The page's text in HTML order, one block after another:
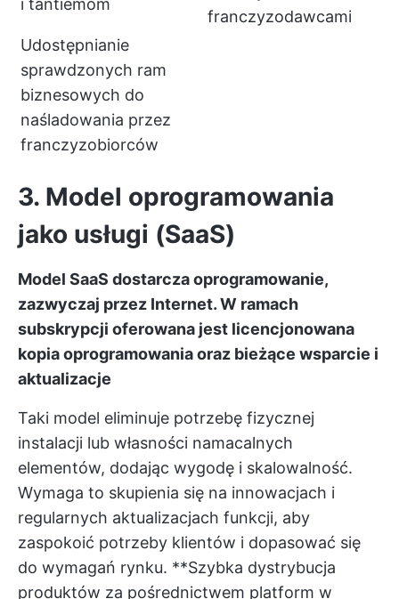
i tantiemom
franczyzodawcami
Udostępnianie
sprawdzonych ram
biznesowych do
naśladowania przez
franczyzobiorców
3. Model oprogramowania
jako usługi (SaaS)
Model SaaS dostarcza oprogramowanie,
zazwyczaj przez Internet. W ramach
subskrypcji oferowana jest licencjonowana
kopia oprogramowania oraz bieżące wsparcie i
aktualizacje
Taki model eliminuje potrzebę fizycznej
instalacji lub własności namacalnych
elementów, dodając wygodę i skalowalność.
Wymaga to skupienia się na innowacjach i
regularnych aktualizacjach funkcji, aby
zaspokoić potrzeby klientów i dopasować się
do wymagań rynku. **Szybka dystrybucja
produktów za pośrednictwem platform w